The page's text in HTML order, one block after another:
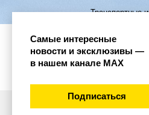
Транспортные
Самые интересные
новости и эксклюзивы —
в нашем канале МАХ
Подписаться